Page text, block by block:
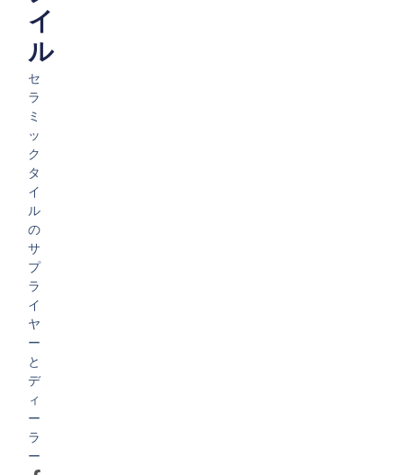
イ
ル
セ
ラ
ミ
ッ
ク
タ
イ
ル
の
サ
プ
ラ
イ
ヤ
ー
と
デ
ィ
ー
ラ
ー